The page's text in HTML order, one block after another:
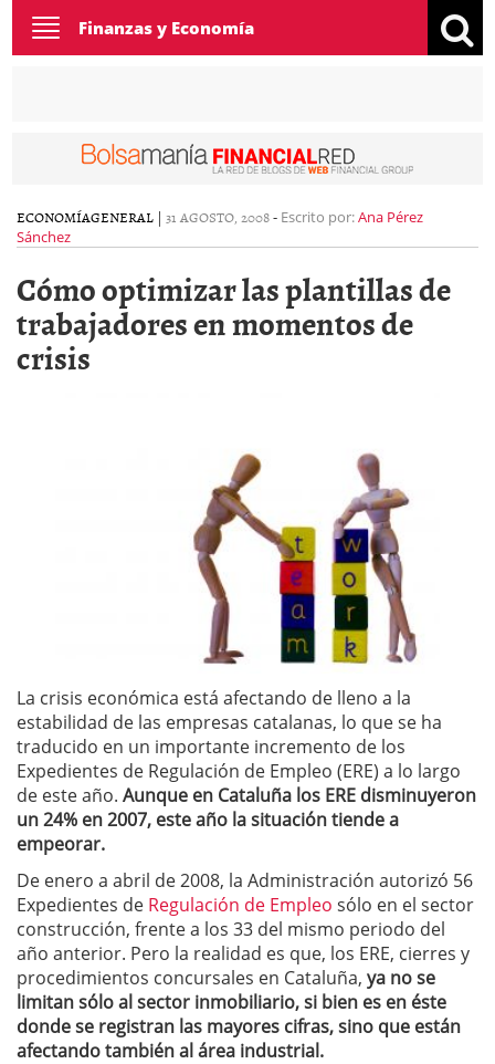
Toggle
navigation
Finanzas y Economía
ECONOMÍAGENERAL | 31 AGOSTO, 2008- Escrito por:Ana Pérez
Sánchez
Cómo optimizar las plantillas de
trabajadores en momentos de
crisis
La crisis económica está afectando de lleno a la
estabilidad de las empresas catalanas, lo que se ha
traducido en un importante incremento de los
Expedientes de Regulación de Empleo (ERE) a lo largo
de este año. Aunque en Cataluña los ERE disminuyeron
un 24% en 2007, este año la situación tiende a
empeorar.
De enero a abril de 2008, la Administración autorizó 56
Expedientes de Regulación de Empleo sólo en el sector
construcción, frente a los 33 del mismo periodo del
año anterior. Pero la realidad es que, los ERE, cierres y
procedimientos concursales en Cataluña, ya no se
limitan sólo al sector inmobiliario, si bien es en éste
donde se registran las mayores cifras, sino que están
afectando también al área industrial.